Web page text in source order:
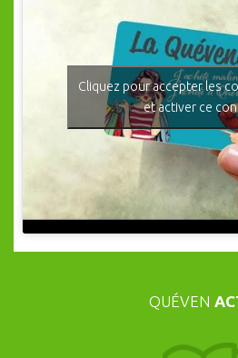
Cliquez pour accepter les
et activer ce
QUÉVEN